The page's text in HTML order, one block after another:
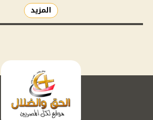
المزيد